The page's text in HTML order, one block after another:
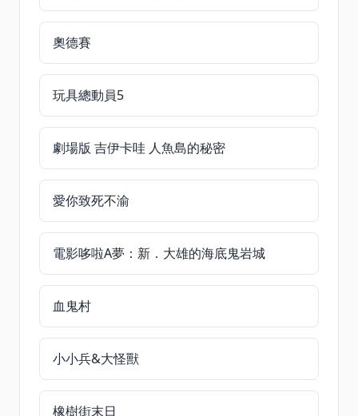
奧德賽
玩具總動員5
劇場版 吉伊卡哇 人魚島的秘密
愛你致死不渝
電影哆啦A夢：新．大雄的海底鬼岩城
血鬼村
小小兵&大怪獸
橡樹街末日